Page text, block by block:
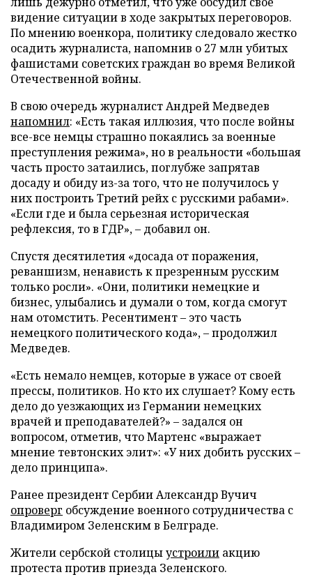
видение ситуации в ходе закрытых переговоров.
По мнению военкора, политику следовало жестко
осадить журналиста, напомнив о 27 млн убитых
фашистами советских граждан во время Великой
Отечественной войны.
В свою очередь журналист Андрей Медведев
напомнил: «Есть такая иллюзия, что после войны
все-все немцы страшно покаялись за военные
преступления режима», но в реальности «большая
часть просто затаились, поглубже запрятав
досаду и обиду из-за того, что не получилось у
них построить Третий рейх с русскими рабами».
«Если где и была серьезная историческая
рефлексия, то в ГДР», – добавил он.
Спустя десятилетия «досада от поражения,
реваншизм, ненависть к презренным русским
только росли». «Они, политики немецкие и
бизнес, улыбались и думали о том, когда смогут
нам отомстить. Ресентимент – это часть
немецкого политического кода», – продолжил
Медведев.
«Есть немало немцев, которые в ужасе от своей
прессы, политиков. Но кто их слушает? Кому есть
дело до уезжающих из Германии немецких
врачей и преподавателей?» – задался он
вопросом, отметив, что Мартенс «выражает
мнение тевтонских элит»: «У них добить русских –
дело принципа».
Ранее президент Сербии Александр Вучич
опроверг обсуждение военного сотрудничества с
Владимиром Зеленским в Белграде.
Жители сербской столицыустроили акцию
протеста против приезда Зеленского.